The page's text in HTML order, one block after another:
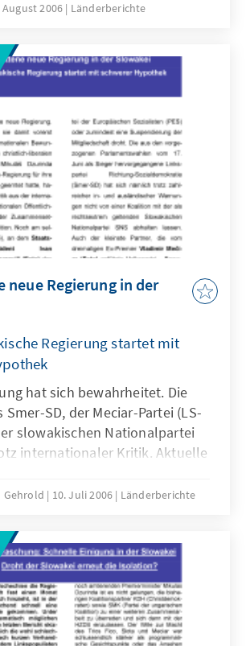
August 2006 Länderberichte
neue Regierung in der
Regierung startet mit
hat sich bewahrheitet. Die
SD, der Meciar-Partei (LS-
slowakischen Nationalpartei
internationaler Kritik. Aktuelle
Gehrold 10. Juli 2006 Länderberichte